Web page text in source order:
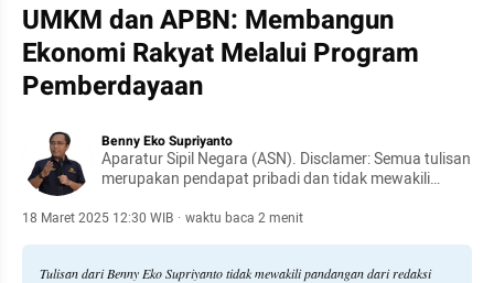
UMKM dan APBN: Membangun
Ekonomi Rakyat Melalui Program
Pemberdayaan
Benny Eko Supriyanto
Aparatur Sipil Negara (ASN). Disclamer: Semua tulisan
merupakan pendapat pribadi dan tidak mewakili
18 Maret 2025 12:30 WIB · waktu baca 2 menit
Tulisan dari Benny Eko Supriyanto tidak mewakili pandangan dari redaksi